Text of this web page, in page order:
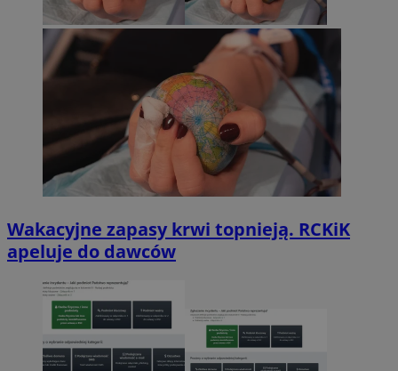
Wakacyjne zapasy krwi topnieją. RCKiK
apeluje do dawców